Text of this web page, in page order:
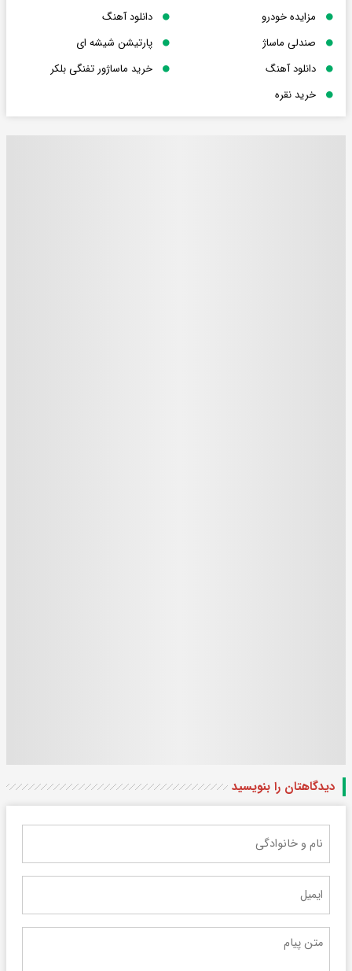
مزایده خودرو
دانلود آهنگ
صندلی ماساژ
پارتیشن شیشه ای
دانلود آهنگ
خرید ماساژور تفنگی بلکر
خرید نقره
دیدگاهتان را بنویسید